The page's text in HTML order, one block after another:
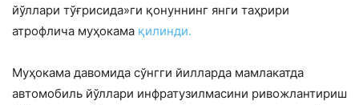
йўллари тўғрисида»ги қонуннинг янги таҳрири
атрофлича муҳокама қилинди.
Муҳокама давомида сўнгги йилларда мамлакатда
автомобиль йўллари инфратузилмасини ривожлантириш